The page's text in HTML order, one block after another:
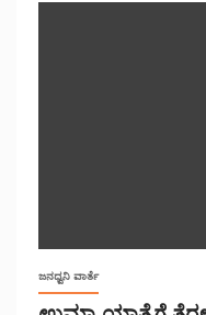
ಜನಧ್ವನಿ ವಾರ್ತೆ